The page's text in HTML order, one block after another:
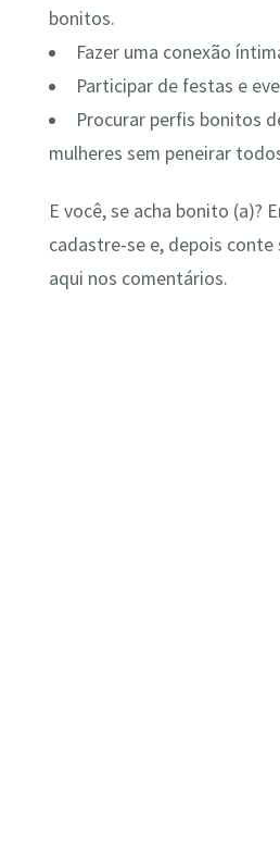
bonitos.
Fazer uma conexão
Participar de festas e
Procurar perfis bonitos
mulheres sem peneirar
E você, se acha bonito (a)?
cadastre-se e, depois conte
aqui nos comentários.